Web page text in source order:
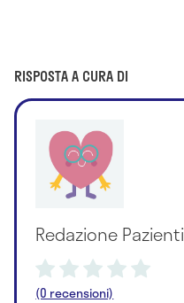
RISPOSTA A CURA DI
Redazione Pazienti
(0 recensioni)